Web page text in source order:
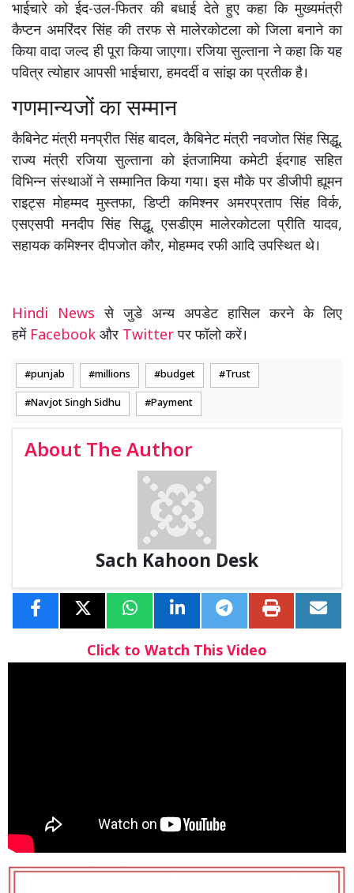
भाईचारे को ईद-उल-फितर की बधाई देते हुए कहा कि मुख्यमंत्री
कैप्टन अमरिंदर सिंह की तरफ से मालेरकोटला को जिला बनाने का
किया वादा जल्द ही पूरा किया जाएगा। रजिया सुल्ताना ने कहा कि यह
पवित्र त्योहार आपसी भाईचारा, हमदर्दी व सांझ का प्रतीक है।
गणमान्यजों का सम्मान
कैबिनेट मंत्री मनप्रीत सिंह बादल, कैबिनेट मंत्री नवजोत सिंह सिद्धू,
राज्य मंत्री रजिया सुल्ताना को इंतजामिया कमेटी ईदगाह सहित
विभिन्न संस्थाओं ने सम्मानित किया गया। इस मौके पर डीजीपी ह्यूमन
राइट्स मोहम्मद मुस्तफा, डिप्टी कमिश्नर अमरप्रताप सिंह विर्क,
एसएसपी मनदीप सिंह सिद्धू, एसडीएम मालेरकोटला प्रीति यादव,
सहायक कमिश्नर दीपजोत कौर, मोहम्मद रफी आदि उपस्थित थे।
Hindi Newsसे जुडे अन्य अपडेट हासिल करने के लिए
हमें Facebook और Twitterपर फॉलो करें।
punjab millions budget Trust
Navjot Singh Sidhu Payment
About The Author
Sach Kahoon Desk
Click to Watch This Video